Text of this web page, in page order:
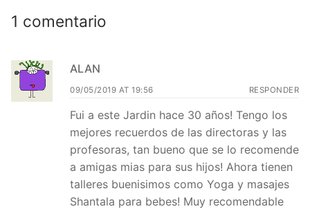
1 comentario
ALAN
09/05/2019 AT 19:56 RESPONDER
Fui a este Jardin hace 30 años! Tengo los
mejores recuerdos de las directoras y las
profesoras, tan bueno que se lo recomende
a amigas mias para sus hijos! Ahora tienen
talleres buenisimos como Yoga y masajes
Shantala para bebes! Muy recomendable